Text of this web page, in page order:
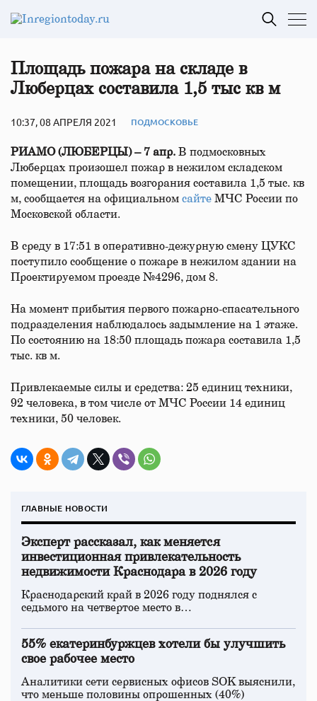
Площадь пожара на складе в
Люберцах составила 1,5 тыс кв м
10:37, 08 АПРЕЛЯ 2021 ПОДМОСКОВЬЕ
РИАМО (ЛЮБЕРЦЫ) – 7 апр. В подмосковных
Люберцах произошел пожар в нежилом складском
помещении, площадь возгорания составила 1,5 тыс. кв
м, сообщается на официальном сайте МЧС России по
Московской области.
В среду в 17:51 в оперативно-дежурную смену ЦУКС
поступило сообщение о пожаре в нежилом здании на
Проектируемом проезде №4296, дом 8.
На момент прибытия первого пожарно-спасательного
подразделения наблюдалось задымление на 1 этаже.
По состоянию на 18:50 площадь пожара составила 1,5
тыс. кв м.
Привлекаемые силы и средства: 25 единиц техники,
92 человека, в том числе от МЧС России 14 единиц
техники, 50 человек.
ГЛАВНЫЕ НОВОСТИ
Эксперт рассказал, как меняется
инвестиционная привлекательность
недвижимости Краснодара в 2026 году
Краснодарский край в 2026 году поднялся с
седьмого на четвертое место в…
55% екатеринбуржцев хотели бы улучшить
свое рабочее место
Аналитики сети сервисных офисов SOK выяснили,
что меньше половины опрошенных (40%)